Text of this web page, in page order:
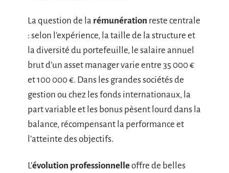
La question de la rémunération reste centrale
: selon l’expérience, la taille de la structure et
la diversité du portefeuille, le salaire annuel
brut d’un asset manager varie entre 35 000 €
et 100 000 €. Dans les grandes sociétés de
gestion ou chez les fonds internationaux, la
part variable et les bonus pèsent lourd dans la
balance, récompensant la performance et
l’atteinte des objectifs.
L’évolution professionnelleoffre de belles